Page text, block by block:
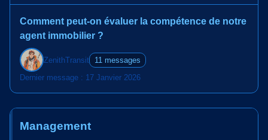
Comment peut-on évaluer la compétence de notre
agent immobilier ?
ZenithTransit
11 messages
Dernier message : 17 Janvier 2026
Management